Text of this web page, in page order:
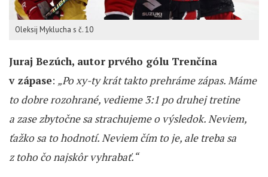
Oleksij Myklucha s č. 10
Juraj Bezúch, autor prvého gólu Trenčína
v zápase: „Po xy-ty krát takto prehráme zápas. Máme
to dobre rozohrané, vedieme 3:1 po druhej tretine
a zase zbytočne sa strachujeme o výsledok. Neviem,
ťažko sa to hodnotí. Neviem čím to je, ale treba sa
z toho čo najskôr vyhrabať.“